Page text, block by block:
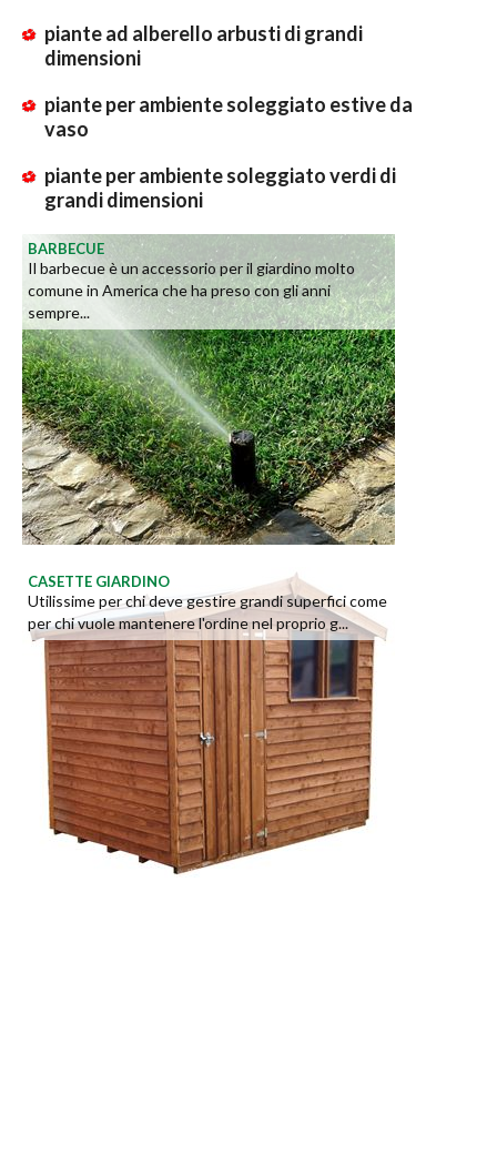
piante ad alberello arbusti di grandi
dimensioni
piante per ambiente soleggiato estive da
vaso
piante per ambiente soleggiato verdi di
grandi dimensioni
BARBECUE
Il barbecue è un accessorio per il giardino molto
comune in America che ha preso con gli anni
sempre...
CASETTE GIARDINO
Utilissime per chi deve gestire grandi superfici come
per chi vuole mantenere l'ordine nel proprio g...